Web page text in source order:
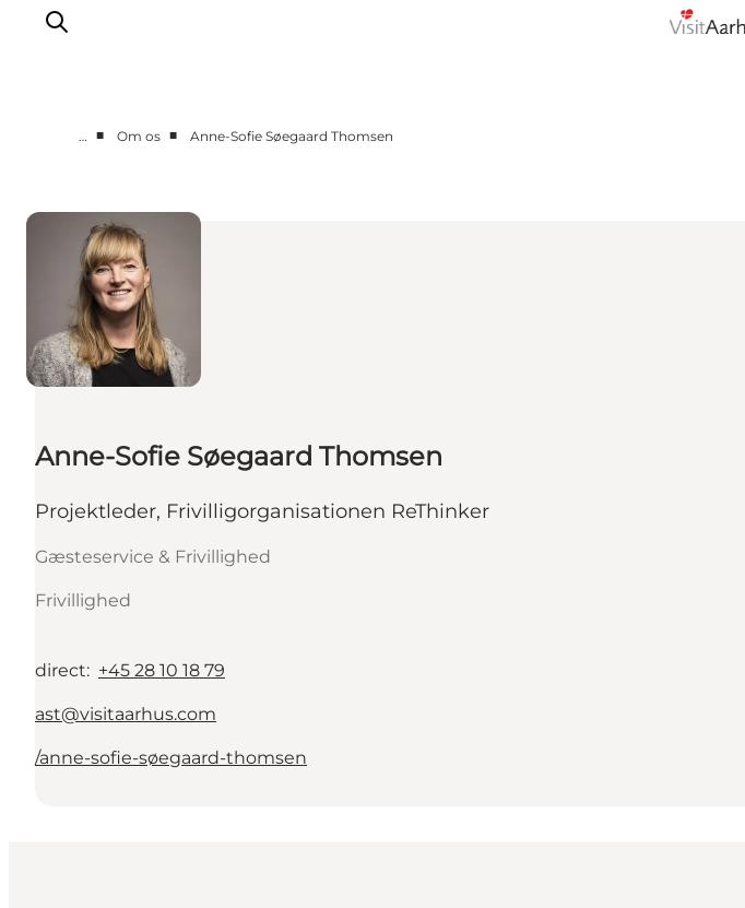
Analyser & tal
Projekter
Partnersamarbejde
Frivillig ReThinker
Presse
Om os
… ■ Om os ■ Anne-Sofie Søegaard Thomsen
Anne-Sofie Søegaard Thomsen
Projektleder, Frivilligorganisationen ReThinker
Gæsteservice & Frivillighed
Frivillighed
direct: +45 28 10 18 79
ast@visitaarhus.com
/anne-sofie-søegaard-thomsen